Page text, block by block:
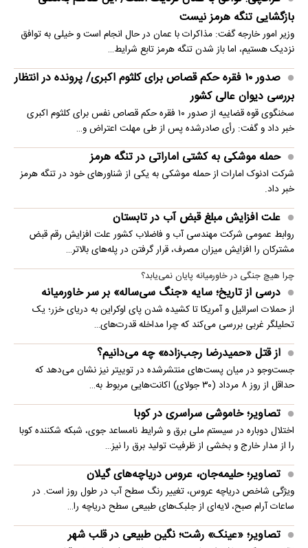
بازگشایی تنگه هرمز نیست
وزیر امور خارجه گفت: مذاکرات با عمان در حال انجام است و خیلی به توافق
نزدیک هستیم، اما باز شدن تنگه هرمز تابع شرایط…
صدور ۱۰ فقره حکم قصاص برای کلثوم اکبری/ پرونده در انتظار
بررسی دیوان عالی کشور
سخنگوی قوه قضاییه از صدور ۱۰ فقره حکم قصاص نفس برای کلثوم اکبری
خبر داد و گفت: رأی صادرشده پس از طی مهلت اعتراض و…
حمله موشکی به کشتی اماراتی در تنگه هرمز
شرکت ادنوک امارات از حمله موشکی به یکی از شناورهای خود در تنگه هرمز
خبر داد.
علت افزایش مبلغ قبض آب در تابستان
روابط عمومی شرکت مهندسی آب و فاضلاب کشور علت افزایش رقم قبض
مشترکان را افزایش میزان مصرف، قرار گرفتن در پله‌های بالاتر…
چرا هیچ جنگی در خاورمیانه پایان نمی‌یابد؟
درسی از تاریخ؛ سایه «جنگ سی‌ساله» بر سر خاورمیانه
از حملات اسرائیل و آمریکا تا کشیده شدن پای اوکراین به دریای خزر؛ یک
تحلیلگر غربی بررسی می‌کند که چرا مداخله قدرت‌های…
از قتل «حمیدرضا رجب‌زاده» چه می‌دانیم؟
جست‌وجو در میان پست‌های منتشرشده در توییتر نیز نشان می‌دهد که
حداقل از روز ۸ مرداد (۳۰ جولای) اکانت‌هایی مربوط به…
تصاویر؛ خاموشی سراسری در کوبا
اختلال دوباره در سیستم ملی برق و شرایط نامساعد جوی، شبکه شکننده کوبا
را از مدار خارج و بخشی از ظرفیت تولید برق را نیز…
تصاویر؛ حلیمه‌جان، عروس دریاچه‌های گیلان
ویژگی شاخص دریاچه عروس، تغییر رنگ سطح آب در طول روز است. در
ساعات آرام صبح، لایه‌ای از جلبک‌های طبیعی سطح دریاچه را…
تصاویر؛ «عینک» رشت؛ نگین طبیعی در قلب شهر